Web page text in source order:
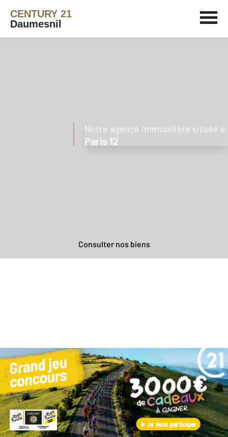
CENTURY 21
Daumesnil
Notre agence immobilière située à
Paris 12
Consulter nos biens
Besoin d'une estimation
gratuitepour votre bien ?
Prendre rendez-vous avec un professionnel